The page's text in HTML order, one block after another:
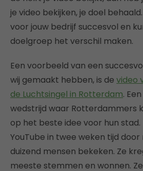
je video bekijken, je doel
voor jouw bedrijf succesvol en
doelgroep het verschil maken.
Een voorbeeld van een
wij gemaakt hebben, is de video
de Luchtsingel in Rotterdam.
wedstrijd waar Rotterdammers
op het beste idee voor hun stad.
YouTube in twee weken tijd door
duizend mensen bekeken. Ze
meeste stemmen en wonnen.